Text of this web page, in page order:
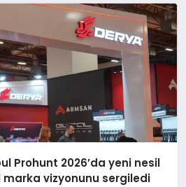
Prohunt 2026’da yeni nesil
vizyonunu sergiledi